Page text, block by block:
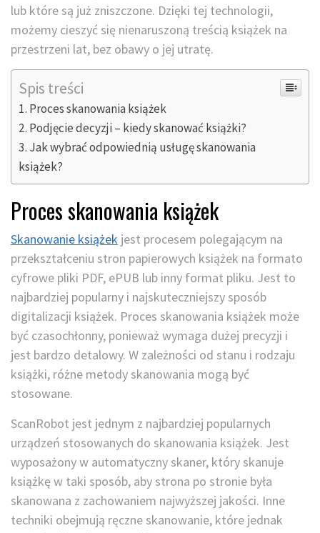
lub które są już zniszczone. Dzięki tej technologii,
możemy cieszyć się nienaruszoną treścią książek na
przestrzeni lat, bez obawy o jej utratę.
Spis treści
Proces skanowania książek
Podjęcie decyzji – kiedy skanować książki?
Jak wybrać odpowiednią usługę skanowania
książek?
Proces skanowania książek
Skanowanie książek jest procesem polegającym na
przekształceniu stron papierowych książek na formato
cyfrowe pliki PDF, ePUB lub inny format pliku. Jest to
najbardziej popularny i najskuteczniejszy sposób
digitalizacji książek. Proces skanowania książek może
być czasochłonny, ponieważ wymaga dużej precyzji i
jest bardzo detalowy. W zależności od stanu i rodzaju
książki, różne metody skanowania mogą być
stosowane.
ScanRobot jest jednym z najbardziej popularnych
urządzeń stosowanych do skanowania książek. Jest
wyposażony w automatyczny skaner, który skanuje
książkę w taki sposób, aby strona po stronie była
skanowana z zachowaniem najwyższej jakości. Inne
techniki obejmują ręczne skanowanie, które jednak